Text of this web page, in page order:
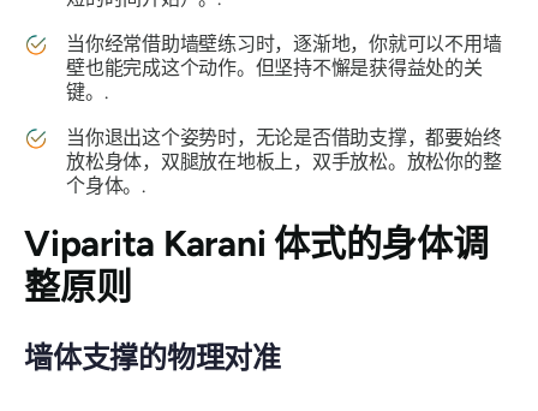
当你经常借助墙壁练习时，逐渐地，你就可以不用墙
壁也能完成这个动作。但坚持不懈是获得益处的关
键。.
当你退出这个姿势时，无论是否借助支撑，都要始终
放松身体，双腿放在地板上，双手放松。放松你的整
个身体。.
Viparita Karani 体式的身体调
整原则
墙体支撑的物理对准